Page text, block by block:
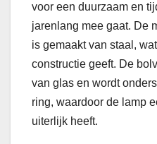
voor een duurzaam en
jarenlang mee gaat. De
is gemaakt van staal,
constructie geeft. De
van glas en wordt
ring, waardoor de lamp
uiterlijk heeft.